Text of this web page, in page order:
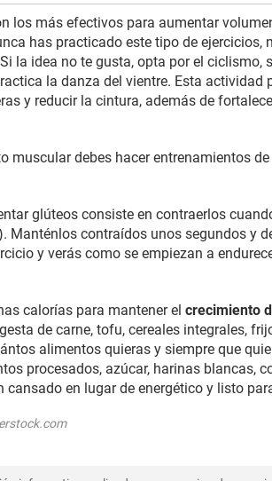
los más efectivos para aumentar
has practicado este tipo de ejercicios,
la idea no te gusta, opta por el ciclismo,
la danza del vientre. Esta actividad
y reducir la cintura, además de
muscular debes hacer entrenamientos
glúteos consiste en contraerlos
Manténlos contraídos unos segundos y
y verás como se empiezan a
calorías para mantener el crecimiento
de carne, tofu, cereales integrales,
alimentos quieras y siempre que
procesados, azúcar, harinas blancas,
cansado en lugar de energético y listo